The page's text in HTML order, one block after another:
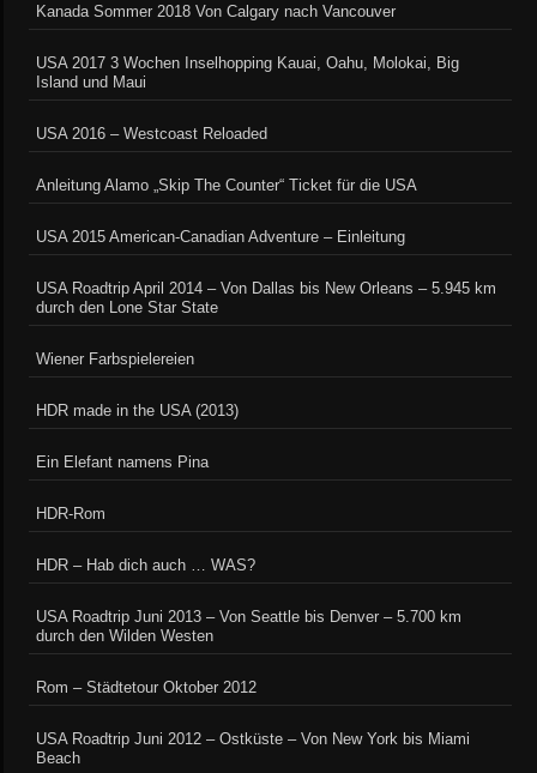
Kanada Sommer 2018 Von Calgary nach Vancouver
USA 2017 3 Wochen Inselhopping Kauai, Oahu, Molokai, Big
Island und Maui
USA 2016 – Westcoast Reloaded
Anleitung Alamo „Skip The Counter“ Ticket für die USA
USA 2015 American-Canadian Adventure – Einleitung
USA Roadtrip April 2014 – Von Dallas bis New Orleans – 5.945 km
durch den Lone Star State
Wiener Farbspielereien
HDR made in the USA (2013)
Ein Elefant namens Pina
HDR-Rom
HDR – Hab dich auch … WAS?
USA Roadtrip Juni 2013 – Von Seattle bis Denver – 5.700 km
durch den Wilden Westen
Rom – Städtetour Oktober 2012
USA Roadtrip Juni 2012 – Ostküste – Von New York bis Miami
Beach